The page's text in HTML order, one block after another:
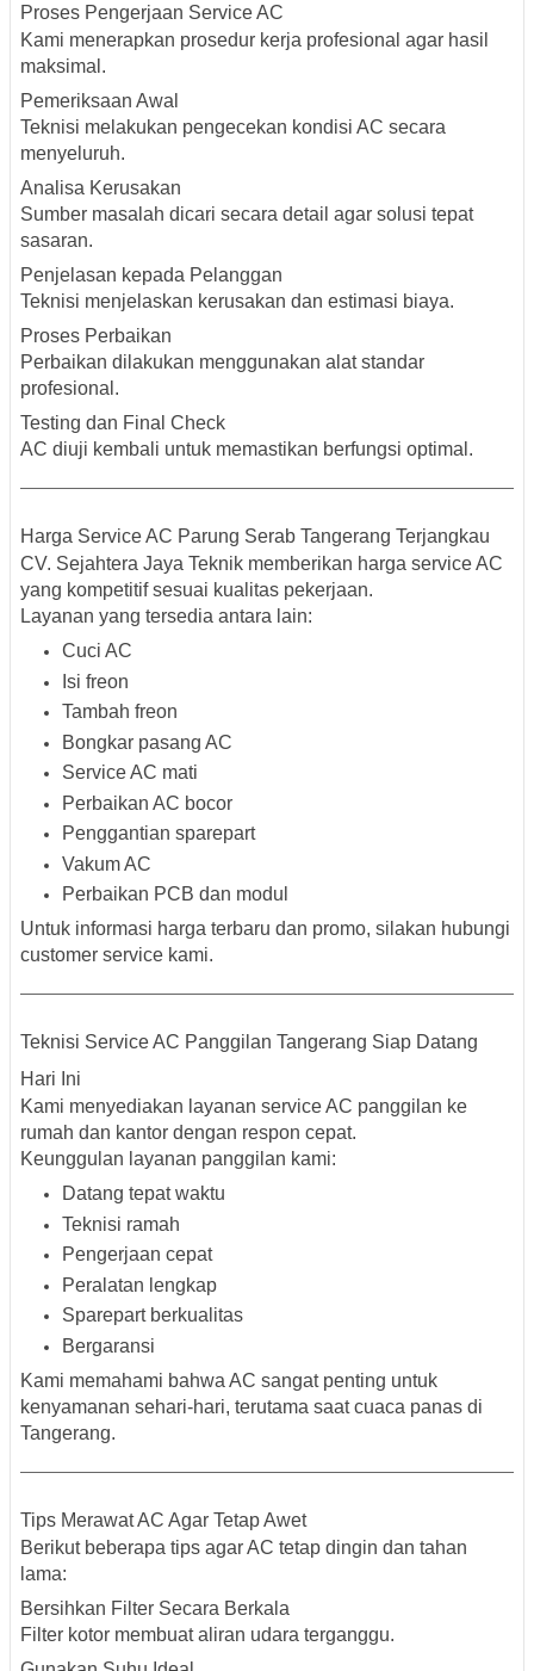
Proses Pengerjaan Service AC
Kami menerapkan prosedur kerja profesional agar hasil
maksimal.
Pemeriksaan Awal
Teknisi melakukan pengecekan kondisi AC secara
menyeluruh.
Analisa Kerusakan
Sumber masalah dicari secara detail agar solusi tepat
sasaran.
Penjelasan kepada Pelanggan
Teknisi menjelaskan kerusakan dan estimasi biaya.
Proses Perbaikan
Perbaikan dilakukan menggunakan alat standar
profesional.
Testing dan Final Check
AC diuji kembali untuk memastikan berfungsi optimal.
Harga Service AC Parung Serab Tangerang Terjangkau
CV. Sejahtera Jaya Teknik memberikan harga service AC
yang kompetitif sesuai kualitas pekerjaan.
Layanan yang tersedia antara lain:
Cuci AC
Isi freon
Tambah freon
Bongkar pasang AC
Service AC mati
Perbaikan AC bocor
Penggantian sparepart
Vakum AC
Perbaikan PCB dan modul
Untuk informasi harga terbaru dan promo, silakan hubungi
customer service kami.
Teknisi Service AC Panggilan Tangerang Siap Datang
Hari Ini
Kami menyediakan layanan service AC panggilan ke
rumah dan kantor dengan respon cepat.
Keunggulan layanan panggilan kami:
Datang tepat waktu
Teknisi ramah
Pengerjaan cepat
Peralatan lengkap
Sparepart berkualitas
Bergaransi
Kami memahami bahwa AC sangat penting untuk
kenyamanan sehari-hari, terutama saat cuaca panas di
Tangerang.
Tips Merawat AC Agar Tetap Awet
Berikut beberapa tips agar AC tetap dingin dan tahan
lama:
Bersihkan Filter Secara Berkala
Filter kotor membuat aliran udara terganggu.